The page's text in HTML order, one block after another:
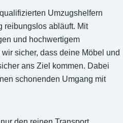
Umzugshelfern
reibungslos abläuft. Mit
und hochwertigem
sicher, dass deine Möbel und
ans Ziel kommen. Dabei
schonenden Umgang mit